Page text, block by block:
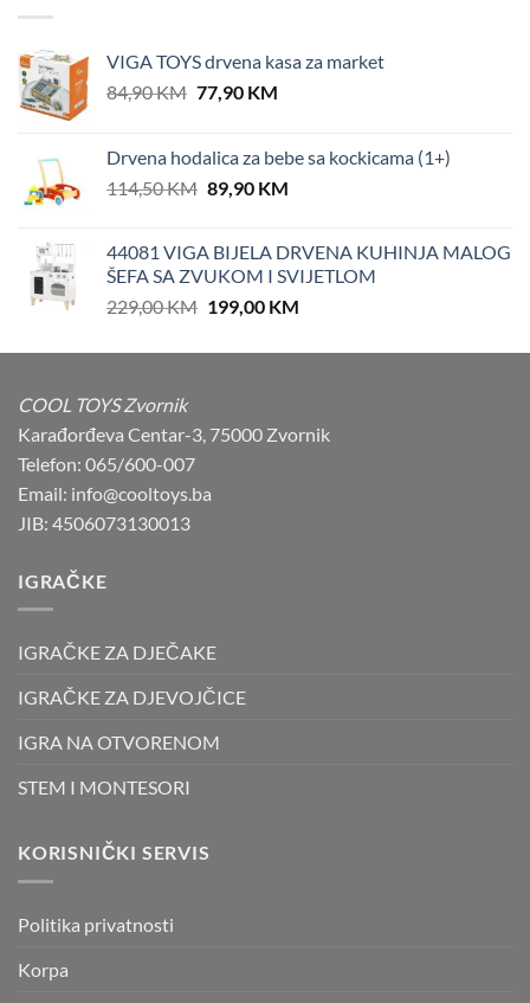
VIGA TOYS drvena kasa za market
84,90KM Original
84,90 KM.
77,90 KMCurrent
77,90 KM.
Drvena hodalica za bebe sa kockicama (1+)
114,50KM Original
114,50 KM.
89,90 KMCurrent
89,90 KM.
44081 VIGA BIJELA DRVENA KUHINJA MALOG
ŠEFA SA ZVUKOM I SVIJETLOM
229,00KM Original
was:
199,00 KMCurrent
is:
COOL TOYS Zvornik
Karađorđeva Centar-3, 75000 Zvornik
Telefon: 065/600-007
Email: info@cooltoys.ba
JIB: 4506073130013
IGRAČKE
IGRAČKE ZA DJEČAKE
IGRAČKE ZA DJEVOJČICE
IGRA NA OTVORENOM
STEM I MONTESORI
KORISNIČKI SERVIS
Politika privatnosti
Korpa